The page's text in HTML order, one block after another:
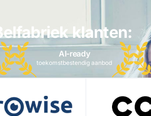
klanten:
AI-ready
toekomstbestendig aanbod